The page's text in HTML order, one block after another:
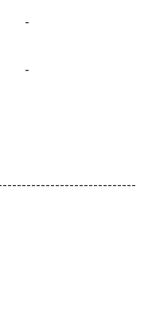
-
-